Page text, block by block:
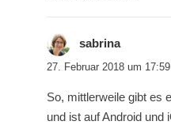
sabrina
27. Februar 2018 um
So, mittlerweile gibt es
und ist auf Android und